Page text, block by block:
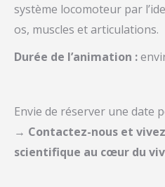
système locomoteur par
os, muscles et articulations.
Durée de l’animation :
Envie de réserver une date
→ Contactez-nous et
scientifique au cœur du